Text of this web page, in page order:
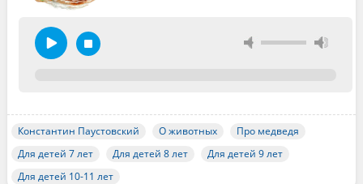
Константин Паустовский О животных
Про медведя
Для детей 7 лет
Для детей 8 лет
Для детей 9 лет
Для детей 10-11 лет